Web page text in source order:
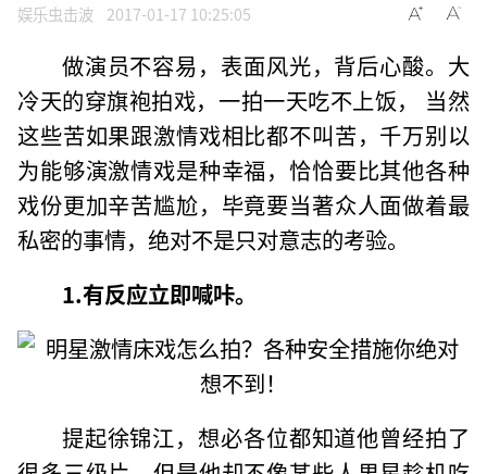
娱乐虫击波 2017-01-17 10:25:05
做演员不容易，表面风光，背后心酸。大
冷天的穿旗袍拍戏，一拍一天吃不上饭， 当然
这些苦如果跟激情戏相比都不叫苦，千万别以
为能够演激情戏是种幸福，恰恰要比其他各种
戏份更加辛苦尴尬，毕竟要当著众人面做着最
私密的事情，绝对不是只对意志的考验。
1.有反应立即喊咔。
提起徐锦江，想必各位都知道他曾经拍了